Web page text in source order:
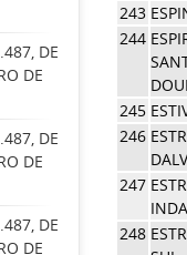
DE
DE
DE
DE
DE
DE
243
244
245
246
247
248